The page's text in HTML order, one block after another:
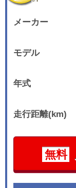
しの際、側方
的に作動する
きる場面を拡
ンチェンジ時
認性向上を目
クを一部変更
も、無線通信
トによって同
に左右・後方
のユーザーも
ている。
メーカー
モデル
年式
走行距離(km)
無料